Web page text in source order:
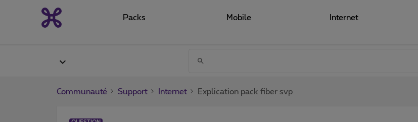
Packs Mobile Internet
Communauté Support Internet Explication pack fiber svp